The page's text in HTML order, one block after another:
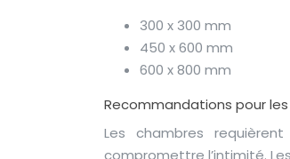
300 x 300 mm
450 x 600 mm
600 x 800 mm
Recommandations pour
Les chambres